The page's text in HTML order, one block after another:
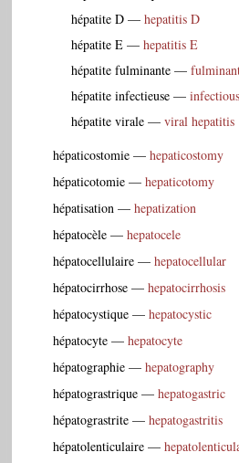
hépatite D — hepatitis D
hépatite E — hepatitis E
hépatite fulminante —
hépatite infectieuse —
hépatite virale — viral hepatitis
hépaticostomie — hepaticostomy
hépaticotomie — hepaticotomy
hépatisation — hepatization
hépatocèle — hepatocele
hépatocellulaire — hepatocellular
hépatocirrhose — hepatocirrhosis
hépatocystique — hepatocystic
hépatocyte — hepatocyte
hépatographie — hepatography
hépatograstrique — hepatogastric
hépatograstrite — hepatogastritis
hépatolenticulaire —